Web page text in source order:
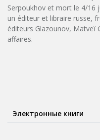
Serpoukhov et mort le 4/16
un éditeur et libraire russe,
éditeurs Glazounov, Matveï
affaires.
Электронные книги